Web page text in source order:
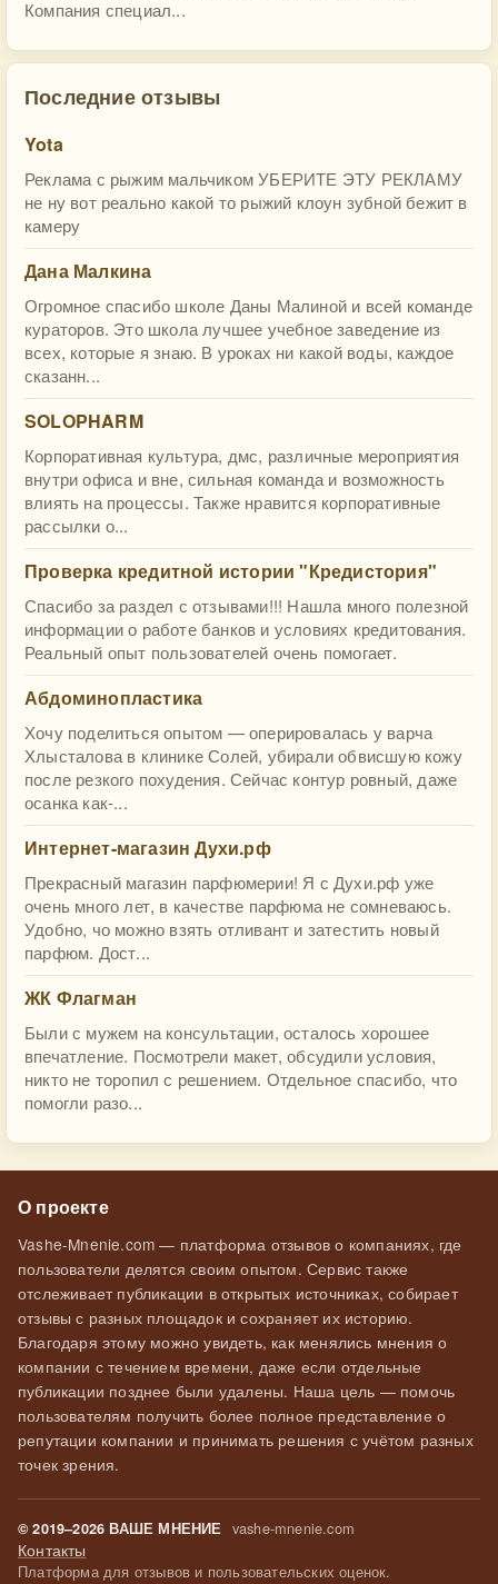
Компания специал...
Последние отзывы
Yota
Реклама с рыжим мальчиком УБЕРИТЕ ЭТУ РЕКЛАМУ
не ну вот реально какой то рыжий клоун зубной бежит в
камеру
Дана Малкина
Огромное спасибо школе Даны Малиной и всей команде
кураторов. Это школа лучшее учебное заведение из
всех, которые я знаю. В уроках ни какой воды, каждое
сказанн...
SOLOPHARM
Корпоративная культура, дмс, различные мероприятия
внутри офиса и вне, сильная команда и возможность
влиять на процессы. Также нравится корпоративные
рассылки о...
Проверка кредитной истории "Кредистория"
Спасибо за раздел с отзывами!!! Нашла много полезной
информации о работе банков и условиях кредитования.
Реальный опыт пользователей очень помогает.
Абдоминопластика
Хочу поделиться опытом — оперировалась у варча
Хлысталова в клинике Солей, убирали обвисшую кожу
после резкого похудения. Сейчас контур ровный, даже
осанка как-...
Интернет-магазин Духи.рф
Прекрасный магазин парфюмерии! Я с Духи.рф уже
очень много лет, в качестве парфюма не сомневаюсь.
Удобно, чо можно взять отливант и затестить новый
парфюм. Дост...
ЖК Флагман
Были с мужем на консультации, осталось хорошее
впечатление. Посмотрели макет, обсудили условия,
никто не торопил с решением. Отдельное спасибо, что
помогли разо...
О проекте
Vashe-Mnenie.com — платформа отзывов о компаниях, где
пользователи делятся своим опытом. Сервис также
отслеживает публикации в открытых источниках, собирает
отзывы с разных площадок и сохраняет их историю.
Благодаря этому можно увидеть, как менялись мнения о
компании с течением времени, даже если отдельные
публикации позднее были удалены. Наша цель — помочь
пользователям получить более полное представление о
репутации компании и принимать решения с учётом разных
точек зрения.
© 2019–2026 ВАШЕ МНЕНИЕ vashe-mnenie.com
Контакты
Платформа для отзывов и пользовательских оценок.